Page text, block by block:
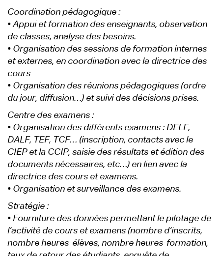
Coordination pédagogique :
• Appui et formation des enseignants, observation
de classes, analyse des besoins.
• Organisation des sessions de formation internes
et externes, en coordination avec la directrice des
cours
• Organisation des réunions pédagogiques (ordre
du jour, diffusion…) et suivi des décisions prises.
Centre des examens :
• Organisation des différents examens : DELF,
DALF, TEF, TCF… (inscription, contacts avec le
CIEP et la CCIP, saisie des résultats et édition des
documents nécessaires, etc…) en lien avec la
directrice des cours et examens.
• Organisation et surveillance des examens.
Stratégie :
• Fourniture des données permettant le pilotage de
l’activité de cours et examens (nombre d’inscrits,
nombre heures-élèves, nombre heures-formation,